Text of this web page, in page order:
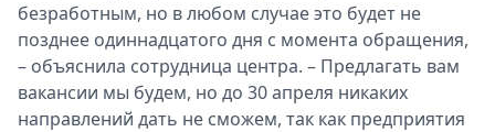
безработным, но в любом случае это будет не
позднее одиннадцатого дня с момента обращения,
– объяснила сотрудница центра. – Предлагать вам
вакансии мы будем, но до 30 апреля никаких
направлений дать не сможем, так как предприятия